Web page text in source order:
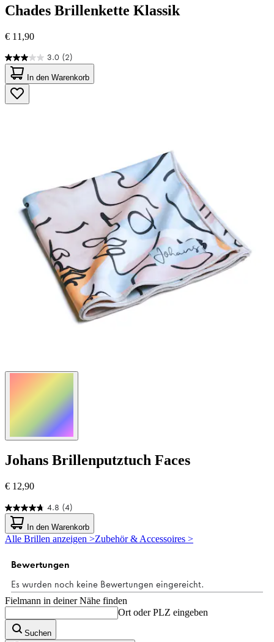
Chades Brillenkette Klassik
€ 11,90
3.0 (2)
3.0
von
5
Sternen.
2
In den Warenkorb
Johans Brillenputztuch Faces
€ 12,90
4.8 (4)
4.8
von
5
Sternen.
Bewertungen
In den Warenkorb
Alle Brillen anzeigen >Zubehör & Accessoires >
Fielmann in deiner Nähe finden
Ort oder PLZ eingeben
Suchen